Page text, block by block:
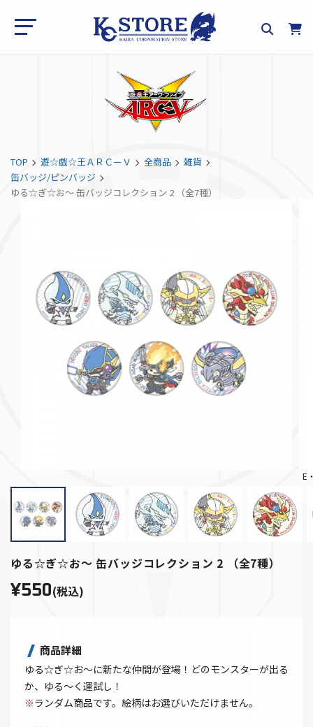
TOP 遊☆戯☆王ＡＲＣーＶ 全商品
雑貨
缶バッジ/ピンバッジ
ゆる☆ぎ☆お～ 缶バッジコレクション 2 （全7種）
E
ゆる☆ぎ☆お～ 缶バッジコレクション 2 （全7種）
¥550(税込)
商品詳細
ゆる☆ぎ☆お～に新たな仲間が登場！どのモンスターが出る
か、ゆる～く運試し！
※ランダム商品です。絵柄はお選びいただけません。